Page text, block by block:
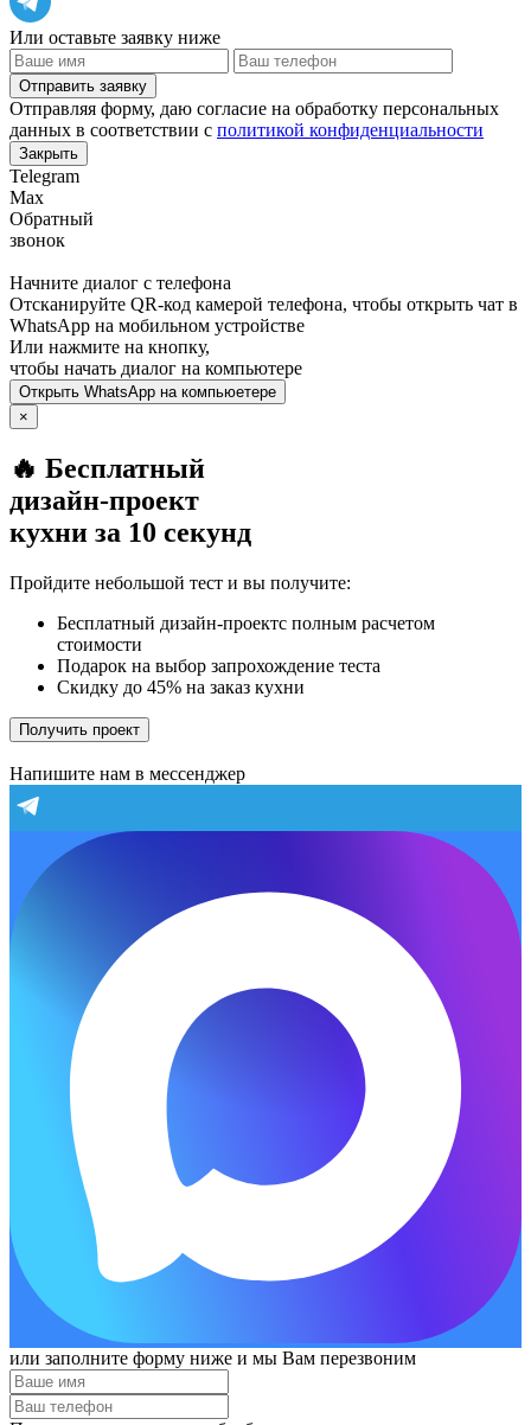
Или оставьте заявку ниже
Отправить заявку
Отправляя форму, даю согласие на обработку персональных
данных в соответствии с политикой конфиденциальности
Закрыть
Telegram
Max
Обратный
звонок
Начните диалог с телефона
Отсканируйте QR-код камерой телефона, чтобы открыть чат в
WhatsApp на мобильном устройстве
Или нажмите на кнопку,
чтобы начать диалог на компьютере
Открыть WhatsApp на компьюетере
×
🔥 Бесплатный
дизайн-проект
кухни за 10 секунд
Пройдите небольшой тест и вы получите:
Бесплатный дизайн-проектс полным расчетом
стоимости
Подарок на выбор запрохождение теста
Скидку до 45% на заказ кухни
Получить проект
Напишите нам в мессенджер
или заполните форму ниже и мы Вам перезвоним